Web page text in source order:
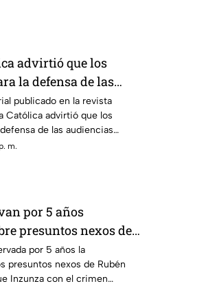
advirtió que los
la defensa de las
convertirse en un
publicado en la revista
Católica advirtió que los
de las audiencias
un mecanismo de censura
m.
por 5 años
presuntos nexos de
con el crimen
por 5 años la
presuntos nexos de Rubén
Inzunza con el crimen